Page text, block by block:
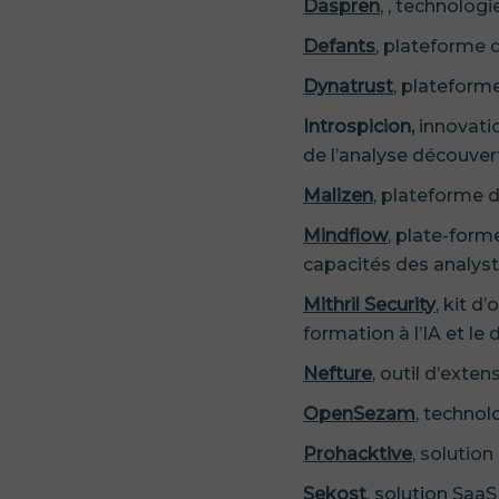
Daspren, ,
Defants, plateforme
Dynatrust,
Introspicion,
de l’analyse
Malizen, plateforme
Mindflow, plate-
capacités des
Mithril Security, kit
formation à l’IA et le
Nefture, outil
OpenSezam,
Prohacktive,
Sekost, solution